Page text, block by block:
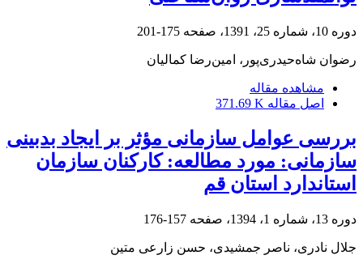
دوره 10، شماره 25، 1391، صفحه 175-201
رضوان شاه‌حیدری‌پور، امین‌رضا کمالیان
مشاهده مقاله
اصل مقاله 371.69 K
بررسی عوامل سازمانی مؤثر بر ایجاد بدبینی
سازمانی: مورد مطالعه: کارکنان سازمان
استاندارد استان قم
دوره 13، شماره 1، 1394، صفحه 157-176
جلال نادری، ناصر جمشیدی، حسن زارعی متین